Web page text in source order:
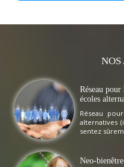
NOS
Réseau pour
écoles
Réseau
alternatives
sentez
Neo-